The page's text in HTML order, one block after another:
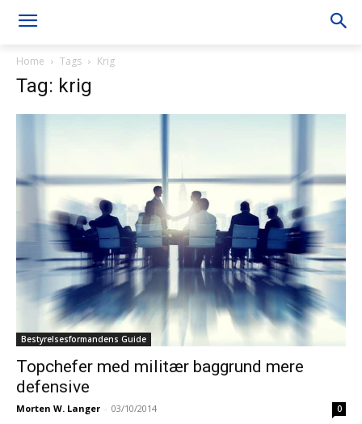
Home Tags Krig
Tag: krig
Bestyrelsesformandens Guide
Topchefer med militær baggrund mere
defensive
Morten W. Langer - 03/10/2014 0